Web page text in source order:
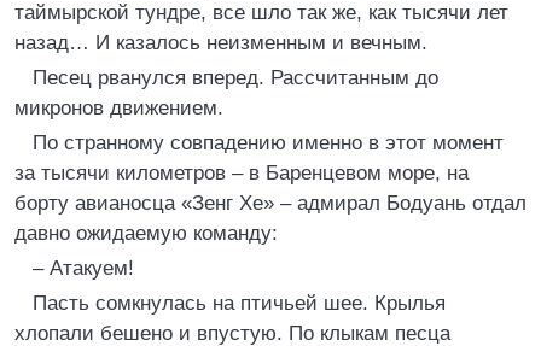
таймырской тундре, все шло так же, как тысячи лет
назад… И казалось неизменным и вечным.
Песец рванулся вперед. Рассчитанным до
микронов движением.
По странному совпадению именно в этот момент
за тысячи километров – в Баренцевом море, на
борту авианосца «Зенг Хе» – адмирал Бодуань отдал
давно ожидаемую команду:
– Атакуем!
Пасть сомкнулась на птичьей шее. Крылья
хлопали бешено и впустую. По клыкам песца